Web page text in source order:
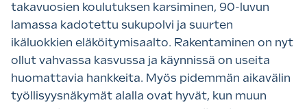
takavuosien koulutuksen karsiminen, 90-luvun
lamassa kadotettu sukupolvi ja suurten
ikäluokkien eläköitymisaalto. Rakentaminen on nyt
ollut vahvassa kasvussa ja käynnissä on useita
huomattavia hankkeita. Myös pidemmän aikavälin
työllisyysnäkymät alalla ovat hyvät, kun muun